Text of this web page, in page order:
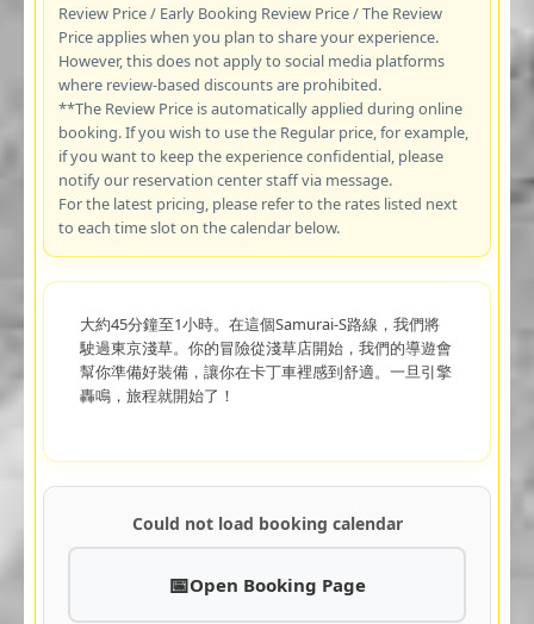
Review Price / Early Booking Review Price / The Review
Price applies when you plan to share your experience.
However, this does not apply to social media platforms
where review-based discounts are prohibited.
**The Review Price is automatically applied during online
booking. If you wish to use the Regular price, for example,
if you want to keep the experience confidential, please
notify our reservation center staff via message.
For the latest pricing, please refer to the rates listed next
to each time slot on the calendar below.
大約45分鐘至1小時。在這個Samurai-S路線，我們將
駛過東京淺草。你的冒險從淺草店開始，我們的導遊會
幫你準備好裝備，讓你在卡丁車裡感到舒適。一旦引擎
轟鳴，旅程就開始了！
Could not load booking calendar
Open Booking Page